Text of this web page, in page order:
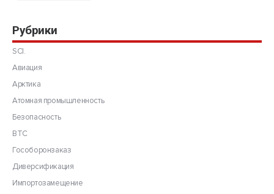
Рубрики
SCI.
Авиация
Арктика
Атомная промышленность
Безопасность
ВТС
Гособоронзаказ
Диверсификация
Импортозамещение